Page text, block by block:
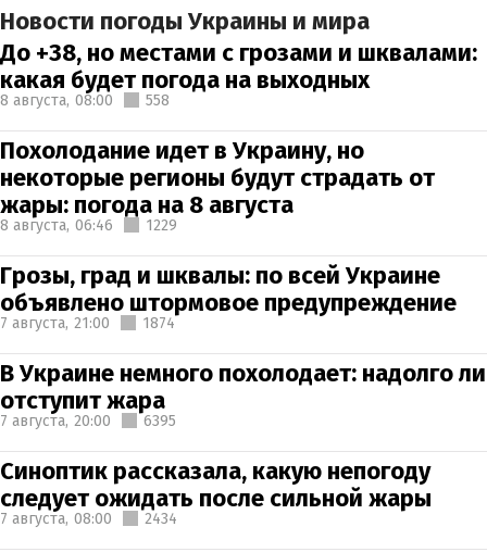
Новости погоды Украины и мира
До +38, но местами с грозами и шквалами:
какая будет погода на выходных
8 августа, 08:00 558
Похолодание идет в Украину, но
некоторые регионы будут страдать от
жары: погода на 8 августа
8 августа, 06:46 1229
Грозы, град и шквалы: по всей Украине
объявлено штормовое предупреждение
7 августа, 21:00 1874
В Украине немного похолодает: надолго ли
отступит жара
7 августа, 20:00 6395
Синоптик рассказала, какую непогоду
следует ожидать после сильной жары
7 августа, 08:00 2434